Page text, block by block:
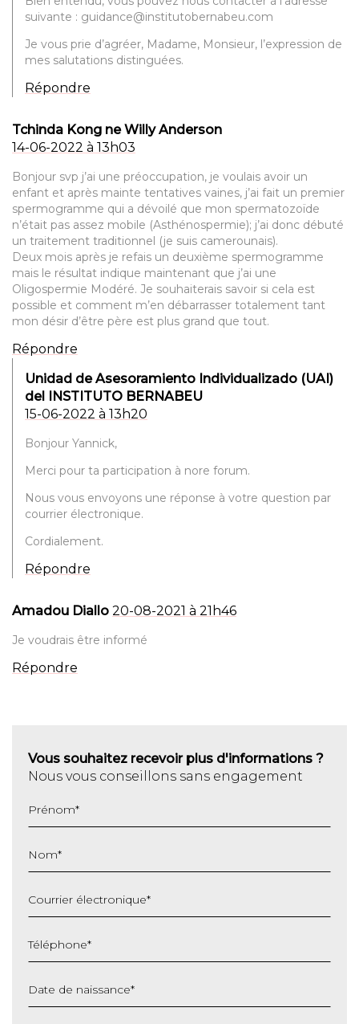
suivante : guidance@institutobernabeu.com
Je vous prie d’agréer, Madame, Monsieur, l’expression de
mes salutations distinguées.
Répondre
Tchinda Kong ne Willy Anderson
14-06-2022 à 13h03
Bonjour svp j’ai une préoccupation, je voulais avoir un
enfant et après mainte tentatives vaines, j’ai fait un premier
spermogramme qui a dévoilé que mon spermatozoïde
n’était pas assez mobile (Asthénospermie); j’ai donc débuté
un traitement traditionnel (je suis camerounais).
Deux mois après je refais un deuxième spermogramme
mais le résultat indique maintenant que j’ai une
Oligospermie Modéré. Je souhaiterais savoir si cela est
possible et comment m’en débarrasser totalement tant
mon désir d’être père est plus grand que tout.
Répondre
Unidad de Asesoramiento Individualizado (UAI)
del INSTITUTO BERNABEU
15-06-2022 à 13h20
Bonjour Yannick,
Merci pour ta participation à nore forum.
Nous vous envoyons une réponse à votre question par
courrier électronique.
Cordialement.
Répondre
Amadou Diallo 20-08-2021 à 21h46
Je voudrais être informé
Répondre
Vous souhaitez recevoir plus d'informations ?
Nous vous conseillons sans engagement
Prénom*
Nom*
Courrier électronique*
Téléphone*
Date de naissance*